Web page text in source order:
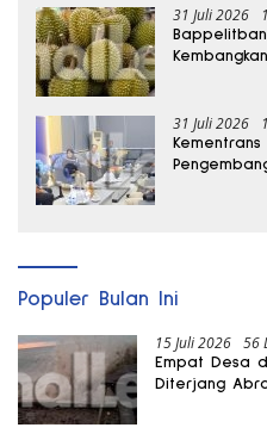
31 Juli 2026
31 Juli 2026
Populer Bulan Ini
15 Juli 2026 56
Empat Desa
Diterjang